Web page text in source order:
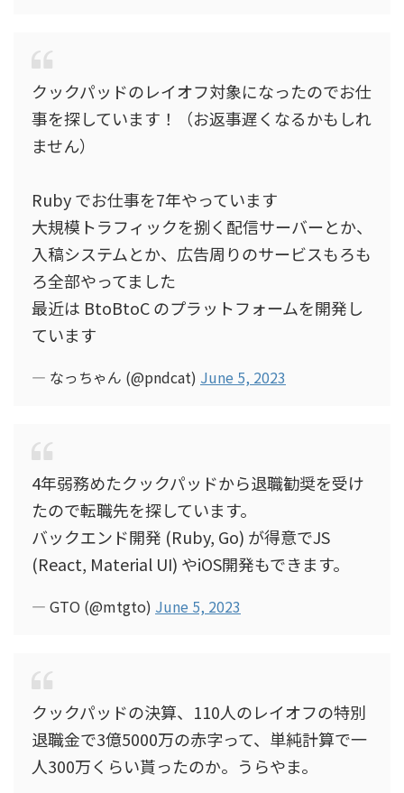
クックパッドのレイオフ対象になったのでお仕
事を探しています！（お返事遅くなるかもしれ
ません）
Ruby でお仕事を7年やっています
大規模トラフィックを捌く配信サーバーとか、
入稿システムとか、広告周りのサービスもろも
ろ全部やってました
最近は BtoBtoC のプラットフォームを開発し
ています
— なっちゃん (@pndcat) June 5, 2023
4年弱務めたクックパッドから退職勧奨を受け
たので転職先を探しています。
バックエンド開発 (Ruby, Go) が得意でJS
(React, Material UI) やiOS開発もできます。
— GTO (@mtgto) June 5, 2023
クックパッドの決算、110人のレイオフの特別
退職金で3億5000万の赤字って、単純計算で一
人300万くらい貰ったのか。うらやま。